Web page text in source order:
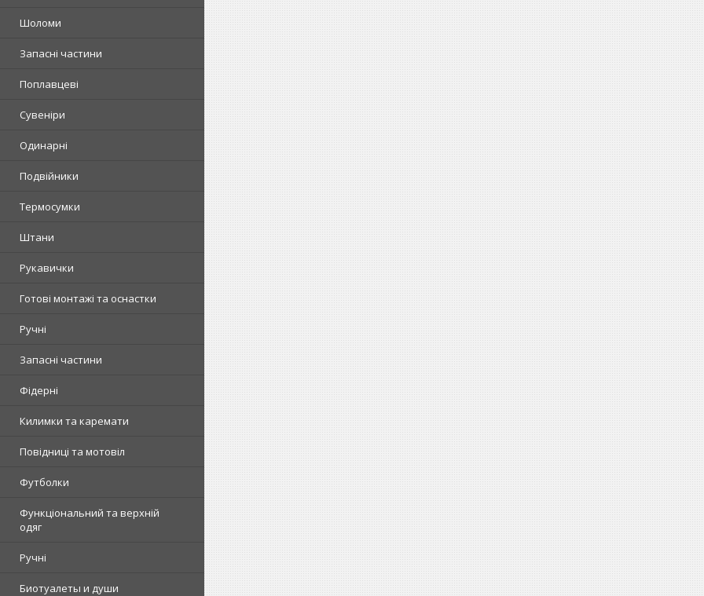
Шоломи
Запасні частини
Поплавцеві
Сувеніри
Одинарні
Подвійники
Термосумки
Штани
Рукавички
Готові монтажі та оснастки
Ручні
Запасні частини
Фідерні
Килимки та каремати
Повідниці та мотовіл
Футболки
Функціональний та верхній
одяг
Ручні
Биотуалеты и души